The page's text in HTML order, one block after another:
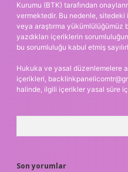
Kurumu (BTK) tarafından
vermektedir. Bu nedenle,
veya araştırma yükümlülüğümüz
yazdıkları içeriklerin
bu sorumluluğu kabul etmiş
Hukuka ve yasal düzenlemelere
içerikleri,
halinde, ilgili içerikler yasal süre
Son yorumlar